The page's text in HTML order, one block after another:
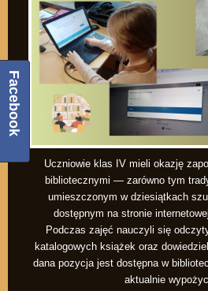
Uczniowie klas IV mieli okazję
bibliotecznymi — zarówno tym
umieszczonym w dziesiątkach
dostępnym na stronie
Podczas zajęć nauczyli się
katalogowych książek oraz
dana pozycja jest dostępna w
aktualnie
Facebook